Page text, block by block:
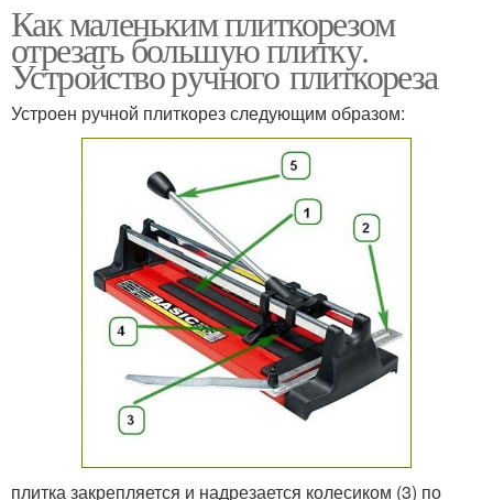
Как маленьким плиткорезом
отрезать большую плитку.
Устройство ручного плиткореза
Устроен ручной плиткорез следующим образом:
плитка закрепляется и надрезается колесиком (3) по